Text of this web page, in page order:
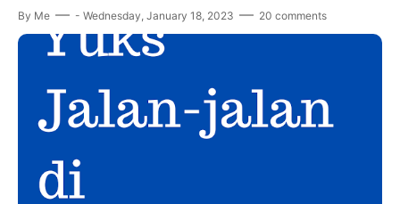
By Me - Wednesday, January 18, 2023 20 comments